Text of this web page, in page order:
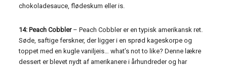
chokoladesauce, flødeskum eller is.
14: Peach Cobbler– Peach Cobbler er en typisk amerikansk ret.
Søde, saftige ferskner, der ligger i en sprød kageskorpe og
toppet med en kugle vaniljeis… what’s not to like? Denne lækre
dessert er blevet nydt af amerikanere i århundreder og har